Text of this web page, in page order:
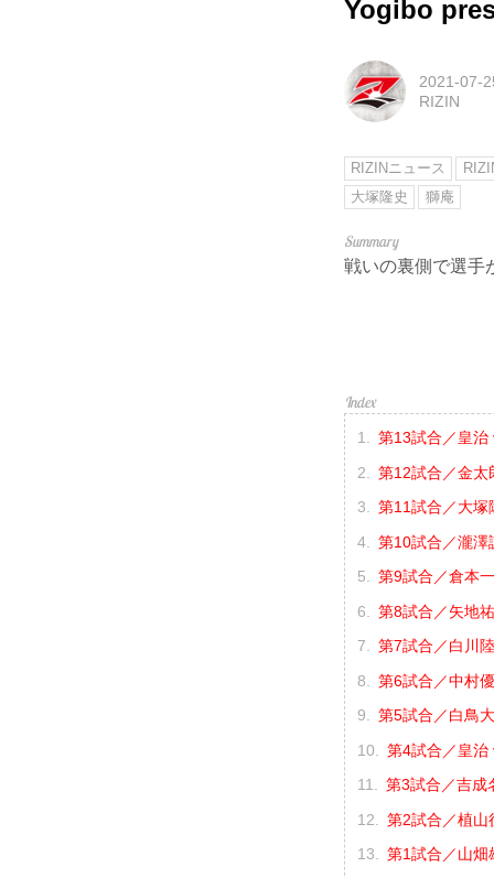
Yogibo
2021-07-
RIZIN
RIZINニュース
大塚隆史
獅庵
戦いの裏側で選手
第13試合／皇治
第12試合／金太
第11試合／大塚
第10試合／瀧澤
第9試合／倉本
第8試合／矢地
第7試合／白川
第6試合／中村
第5試合／白鳥
第4試合／皇治
第3試合／吉成
第2試合／植山
第1試合／山畑